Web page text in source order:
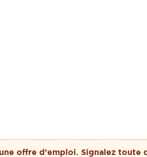
offre d’emploi. Signalez toute